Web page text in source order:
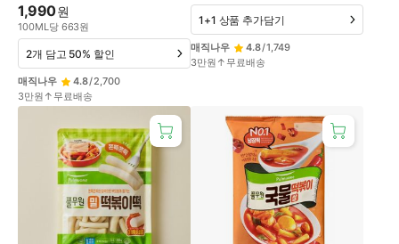
1,990원
100ML당 663원
매직나우 4.8/2,700
3만원↑무료배송
2개 담고 50% 할인 매직나우 4.8/1,749
3만원↑무료배송
1+1 상품 추가담기